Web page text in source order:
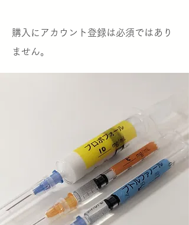
​購入にアカウント登録は必須ではあり
ません。